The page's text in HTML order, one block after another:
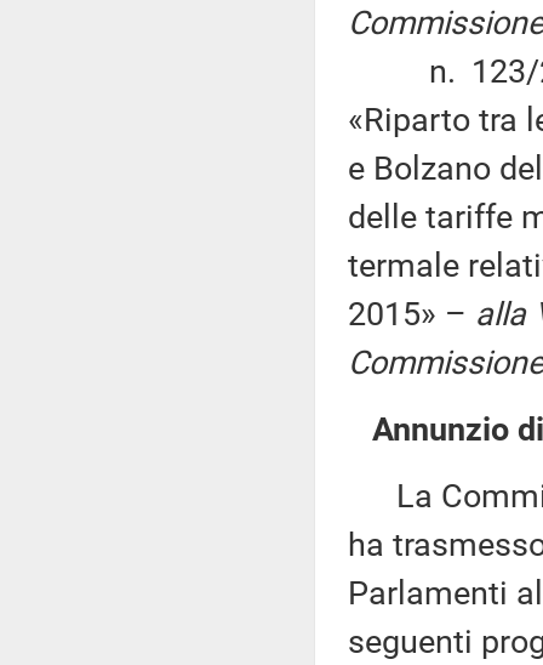
n. 123/
«Riparto tra
e Bolzano
delle tariffe
termale
2015» – alla
Annunzio
La
ha
Parlamenti
seguenti